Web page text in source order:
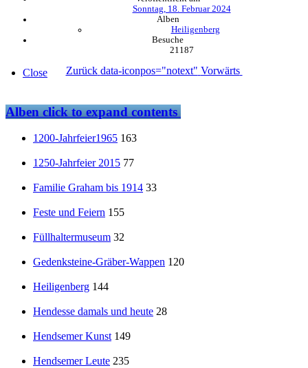
Sonntag, 18. Februar 2024
Alben
Heiligenberg
Besuche
21187
Zurück data-iconpos="notext" Vorwärts
Close
Albenclick to expand contents
1200-Jahrfeier1965 163
1250-Jahrfeier 2015 77
Familie Graham bis 1914 33
Feste und Feiern 155
Füllhaltermuseum 32
Gedenksteine-Gräber-Wappen 120
Heiligenberg 144
Hendesse damals und heute 28
Hendsemer Kunst 149
Hendsemer Leute 235